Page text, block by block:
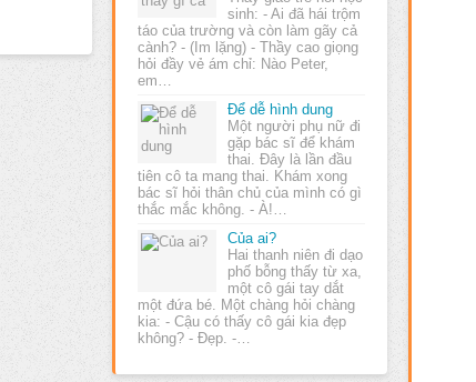
sinh: - Ai đã hái trộm
táo của trường và còn làm gãy cả
cành? - (Im lặng) - Thầy cao giọng
hỏi đầy vẻ ám chỉ: Nào Peter,
em…
Để dễ hình dung
Một người phụ nữ đi
gặp bác sĩ để khám
thai. Đây là lần đầu
tiên cô ta mang thai. Khám xong
bác sĩ hỏi thân chủ của mình có gì
thắc mắc không. - À!…
Của ai?
Hai thanh niên đi dạo
phố bỗng thấy từ xa,
một cô gái tay dắt
một đứa bé. Một chàng hỏi chàng
kia: - Cậu có thấy cô gái kia đẹp
không? - Đẹp. -…